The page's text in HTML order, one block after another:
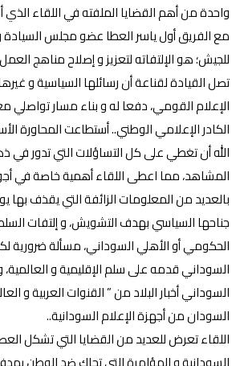
واحدة من أهم القضايا الملفته في اللقاء الذي
مع الفريق أول ياسر العطا عضو مجلس السيادة
للجيش؛ هو الإلتفاته لتعزيز و إصلاح مناهج
تصل القيادة لقناعة أن رسائلها السياسية و
الإعلام القومي، دفعا له و بناء مسار تواصلي
الكادر الإعلامي الوطني.. أستطاعت المحاورة
الله أن تغطي على كل التساؤلات التي تدور
المشاهد، مما اعطى اللقاء أهمية خاصة في
بالعديد من المعلومات الزائفة التي يقذف بها
جناحها السياسي بهدف التشويش، و إلتفات
الحكومي أو الأهلي السوداني، مسألة ضرورية
السوداني قدمه على سلم الإقليمية و العالمية،
السوداني أخبار البلاد من ” القنوات العربية و
السودان من أجهزة الإعلام السودانية..
اللقاء تعرض للعديد من القضايا التي تشكل